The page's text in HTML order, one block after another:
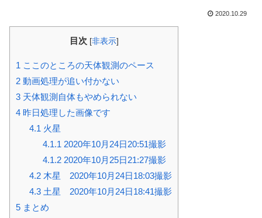
2020.10.29
目次 [非表示]
1 ここのところの天体観測のペース
2 動画処理が追い付かない
3 天体観測自体もやめられない
4 昨日処理した画像です
4.1 火星
4.1.1 2020年10月24日20:51撮影
4.1.22020年10月25日21:27撮影
4.2木星 2020年10月24日18:03撮影
4.3土星 2020年10月24日18:41撮影
5 まとめ